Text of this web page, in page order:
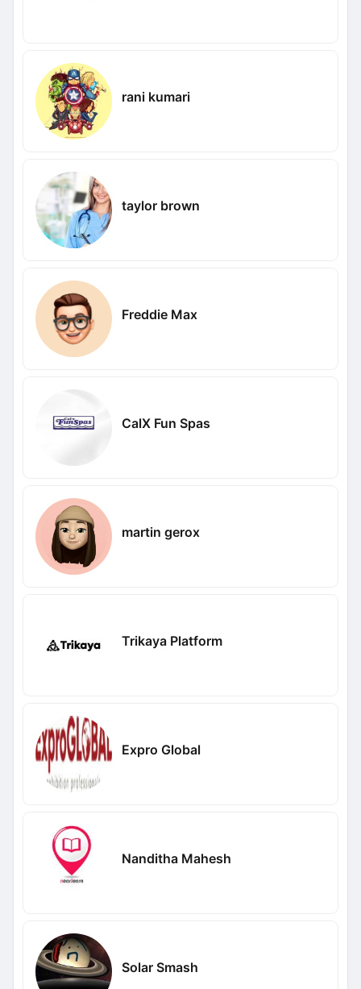
rani kumari
taylor brown
Freddie Max
CalX Fun Spas
martin gerox
Trikaya Platform
Expro Global
Nanditha Mahesh
Solar Smash